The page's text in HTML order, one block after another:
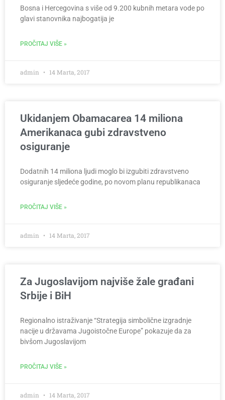
Bosna i Hercegovina s više od 9.200 kubnih metara vode po
glavi stanovnika najbogatija je
PROČITAJ VIŠE »
admin 14 Marta, 2017
Ukidanjem Obamacarea 14 miliona
Amerikanaca gubi zdravstveno
osiguranje
Dodatnih 14 miliona ljudi moglo bi izgubiti zdravstveno
osiguranje sljedeće godine, po novom planu republikanaca
PROČITAJ VIŠE »
admin 14 Marta, 2017
Za Jugoslavijom najviše žale građani
Srbije i BiH
Regionalno istraživanje “Strategija simbolične izgradnje
nacije u državama Jugoistočne Europe” pokazuje da za
bivšom Jugoslavijom
PROČITAJ VIŠE »
admin 14 Marta, 2017